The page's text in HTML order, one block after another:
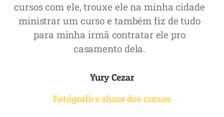
cursos com ele, trouxe ele na minha cidade
ministrar um curso e também fiz de tudo
para minha irmã contratar ele pro
casamento dela.
Yury Cezar
Fotógrafo e aluno dos cursos